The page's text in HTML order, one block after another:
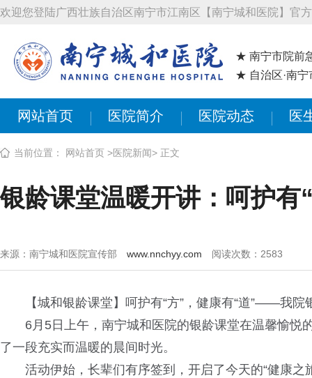
欢迎您登陆广西壮族自治区南宁市江南区【南宁城和医院】官
★ 南宁市院前
★ 自治区·南宁
网站首页 医院简介 医院动态 医
当前位置： 网站首页 >医院新闻> 正文
银龄课堂温暖开讲：呵护有
来源：南宁城和医院宣传部 www.nnchyy.com 阅读次数： 2583
【城和银龄课堂】呵护有“方”，健康有“道”——我院
6月5日上午，南宁城和医院的银龄课堂在温馨愉悦
了一段充实而温暖的晨间时光。
活动伊始，长辈们有序签到，开启了今天的“健康之